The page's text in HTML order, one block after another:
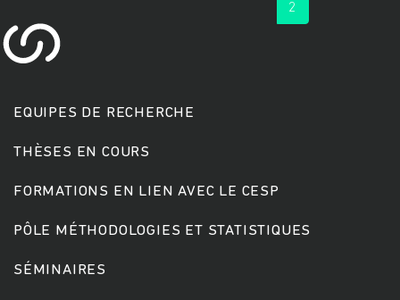
2
EQUIPES DE RECHERCHE
THÈSES EN COURS
FORMATIONS EN LIEN AVEC LE CESP
PÔLE MÉTHODOLOGIES ET STATISTIQUES
SÉMINAIRES